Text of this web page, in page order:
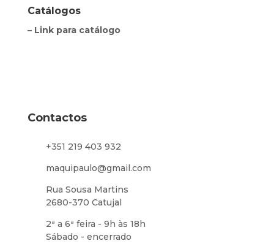
Catálogos
– Link para catálogo
Contactos
+351 219 403 932
maquipaulo@gmail.com
Rua Sousa Martins
2680-370 Catujal
2ª a 6ª feira - 9h às 18h
Sábado - encerrado